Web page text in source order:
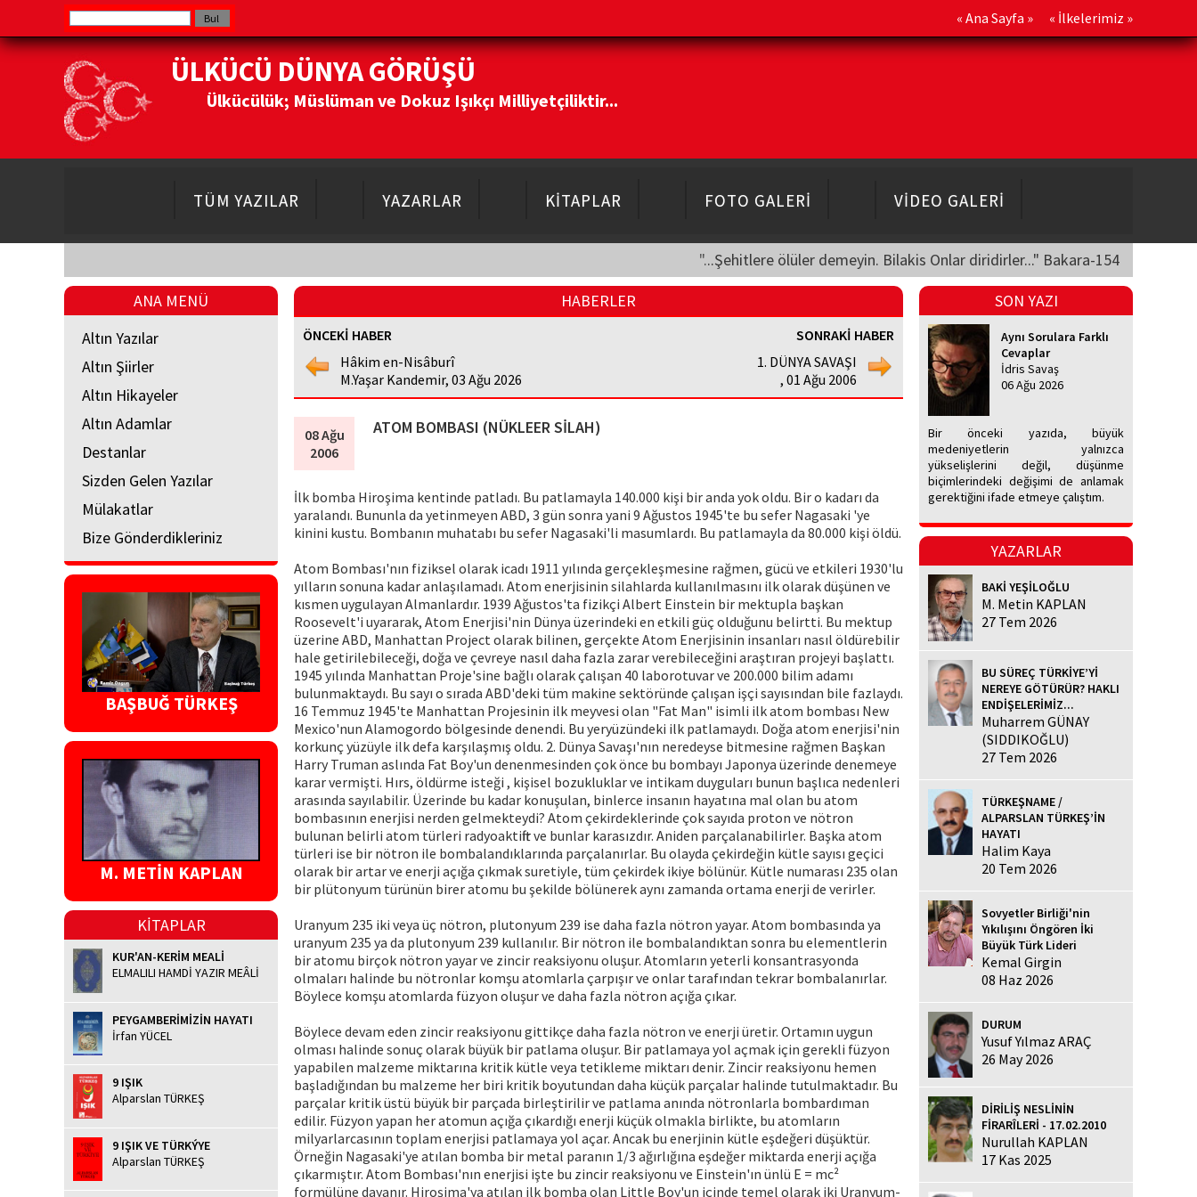
« Ana Sayfa » « İlkelerimiz »
ÜLKÜCÜ DÜNYA GÖRÜŞÜ
Ülkücülük; Müslüman ve Dokuz Işıkçı Milliyetçiliktir...
TÜM YAZILAR YAZARLAR KİTAPLAR FOTO GALERİ VİDEO GALERİ
"...Şehitlere ölüler demeyin. Bilakis Onlar diridirler..." Bakara-154
ANA MENÜ
Altın Yazılar
Altın Şiirler
Altın Hikayeler
Altın Adamlar
Destanlar
Sizden Gelen Yazılar
Mülakatlar
Bize Gönderdikleriniz
BAŞBUĞ TÜRKEŞ
M. METİN KAPLAN
KİTAPLAR
KUR'AN-KERİM MEALİ
ELMALILI HAMDİ YAZIR MEÂLİ
PEYGAMBERİMİZİN HAYATI
İrfan YÜCEL
9 IŞIK
Alparslan TÜRKEŞ
9 IŞIK VE TÜRKÝYE
Alparslan TÜRKEŞ
HABERLER
ÖNCEKİ HABER
Hâkim en-Nisâburî
M.Yaşar Kandemir, 03 Ağu 2026
SONRAKİ HABER
1. DÜNYA SAVAŞI
, 01 Ağu 2006
08 Ağu
2006
ATOM BOMBASI (NÜKLEER SİLAH)
İlk bomba Hiroşima kentinde patladı. Bu patlamayla 140.000 kişi bir anda yok oldu. Bir o kadarı da
yaralandı. Bununla da yetinmeyen ABD, 3 gün sonra yani 9 Ağustos 1945'te bu sefer Nagasaki 'ye
kinini kustu. Bombanın muhatabı bu sefer Nagasaki'li masumlardı. Bu patlamayla da 80.000 kişi öldü.
Atom Bombası'nın fiziksel olarak icadı 1911 yılında gerçekleşmesine rağmen, gücü ve etkileri 1930'lu
yılların sonuna kadar anlaşılamadı. Atom enerjisinin silahlarda kullanılmasını ilk olarak düşünen ve
kısmen uygulayan Almanlardır. 1939 Ağustos'ta fizikçi Albert Einstein bir mektupla başkan
Roosevelt'i uyararak, Atom Enerjisi'nin Dünya üzerindeki en etkili güç olduğunu belirtti. Bu mektup
üzerine ABD, Manhattan Project olarak bilinen, gerçekte Atom Enerjisinin insanları nasıl öldürebilir
hale getirilebileceği, doğa ve çevreye nasıl daha fazla zarar verebileceğini araştıran projeyi başlattı.
1945 yılında Manhattan Proje'sine bağlı olarak çalışan 40 laborotuvar ve 200.000 bilim adamı
bulunmaktaydı. Bu sayı o sırada ABD'deki tüm makine sektöründe çalışan işçi sayısından bile fazlaydı.
16 Temmuz 1945'te Manhattan Projesinin ilk meyvesi olan "Fat Man" isimli ilk atom bombası New
Mexico'nun Alamogordo bölgesinde denendi. Bu yeryüzündeki ilk patlamaydı. Doğa atom enerjisi'nin
korkunç yüzüyle ilk defa karşılaşmış oldu. 2. Dünya Savaşı'nın neredeyse bitmesine rağmen Başkan
Harry Truman aslında Fat Boy'un denenmesinden çok önce bu bombayı Japonya üzerinde denemeye
karar vermişti. Hırs, öldürme isteği , kişisel bozukluklar ve intikam duyguları bunun başlıca nedenleri
arasında sayılabilir. Üzerinde bu kadar konuşulan, binlerce insanın hayatına mal olan bu atom
bombasının enerjisi nerden gelmekteydi? Atom çekirdeklerinde çok sayıda proton ve nötron
bulunan belirli atom türleri radyoaktiftir ve bunlar karasızdır. Aniden parçalanabilirler. Başka atom
türleri ise bir nötron ile bombalandıklarında parçalanırlar. Bu olayda çekirdeğin kütle sayısı geçici
olarak bir artar ve enerji açığa çıkmak suretiyle, tüm çekirdek ikiye bölünür. Kütle numarası 235 olan
bir plütonyum türünün birer atomu bu şekilde bölünerek aynı zamanda ortama enerji de verirler.
Uranyum 235 iki veya üç nötron, plutonyum 239 ise daha fazla nötron yayar. Atom bombasında ya
uranyum 235 ya da plutonyum 239 kullanılır. Bir nötron ile bombalandıktan sonra bu elementlerin
bir atomu birçok nötron yayar ve zincir reaksiyonu oluşur. Atomların yeterli konsantrasyonda
olmaları halinde bu nötronlar komşu atomlarla çarpışır ve onlar tarafından tekrar bombalanırlar.
Böylece komşu atomlarda füzyon oluşur ve daha fazla nötron açığa çıkar.
Böylece devam eden zincir reaksiyonu gittikçe daha fazla nötron ve enerji üretir. Ortamın uygun
olması halinde sonuç olarak büyük bir patlama oluşur. Bir patlamaya yol açmak için gerekli füzyon
yapabilen malzeme miktarına kritik kütle veya tetikleme miktarı denir. Zincir reaksiyonu hemen
başladığından bu malzeme her biri kritik boyutundan daha küçük parçalar halinde tutulmaktadır. Bu
parçalar kritik üstü büyük bir parçada birleştirilir ve patlama anında nötronlarla bombardıman
edilir. Füzyon yapan her atomun açığa çıkardığı enerji küçük olmakla birlikte, bu atomların
milyarlarcasının toplam enerjisi patlamaya yol açar. Ancak bu enerjinin kütle eşdeğeri düşüktür.
Örneğin Nagasaki'ye atılan bomba bir metal paranın 1/3 ağırlığına eşdeğer miktarda enerji açığa
çıkarmıştır. Atom Bombası'nın enerjisi işte bu zincir reaksiyonu ve Einstein'ın ünlü E = mc²
formülüne dayanır. Hiroşima'ya atılan ilk bomba olan Little Boy'un içinde temel olarak iki Uranyum-
SON YAZI
Aynı Sorulara Farklı
Cevaplar
İdris Savaş
06 Ağu 2026
Bir önceki yazıda, büyük
medeniyetlerin yalnızca
yükselişlerini değil, düşünme
biçimlerindeki değişimi de anlamak
gerektiğini ifade etmeye çalıştım.
YAZARLAR
BAKİ YEŞİLOĞLU
M. Metin KAPLAN
27 Tem 2026
BU SÜREÇ TÜRKİYE’Yİ
NEREYE GÖTÜRÜR? HAKLI
ENDİŞELERİMİZ...
Muharrem GÜNAY
(SIDDIKOĞLU)
27 Tem 2026
TÜRKEŞNAME /
ALPARSLAN TÜRKEŞ’İN
HAYATI
Halim Kaya
20 Tem 2026
Sovyetler Birliği'nin
Yıkılışını Öngören İki
Büyük Türk Lideri
Kemal Girgin
08 Haz 2026
DURUM
Yusuf Yılmaz ARAÇ
26 May 2026
DİRİLİŞ NESLİNİN
FİRARÎLERİ - 17.02.2010
Nurullah KAPLAN
17 Kas 2025